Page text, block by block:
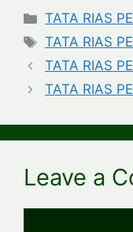
Categories
TATA RIAS
Tags
TATA RIAS
TATA RIAS
TATA RIAS
Leave a